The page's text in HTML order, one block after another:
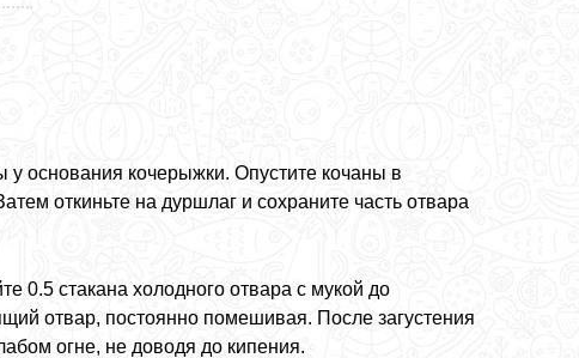
у основания кочерыжки. Опустите кочаны в
откиньте на дуршлаг и сохраните часть отвара
0.5 стакана холодного отвара с мукой до
отвар, постоянно помешивая. После загустения
огне, не доводя до кипения.